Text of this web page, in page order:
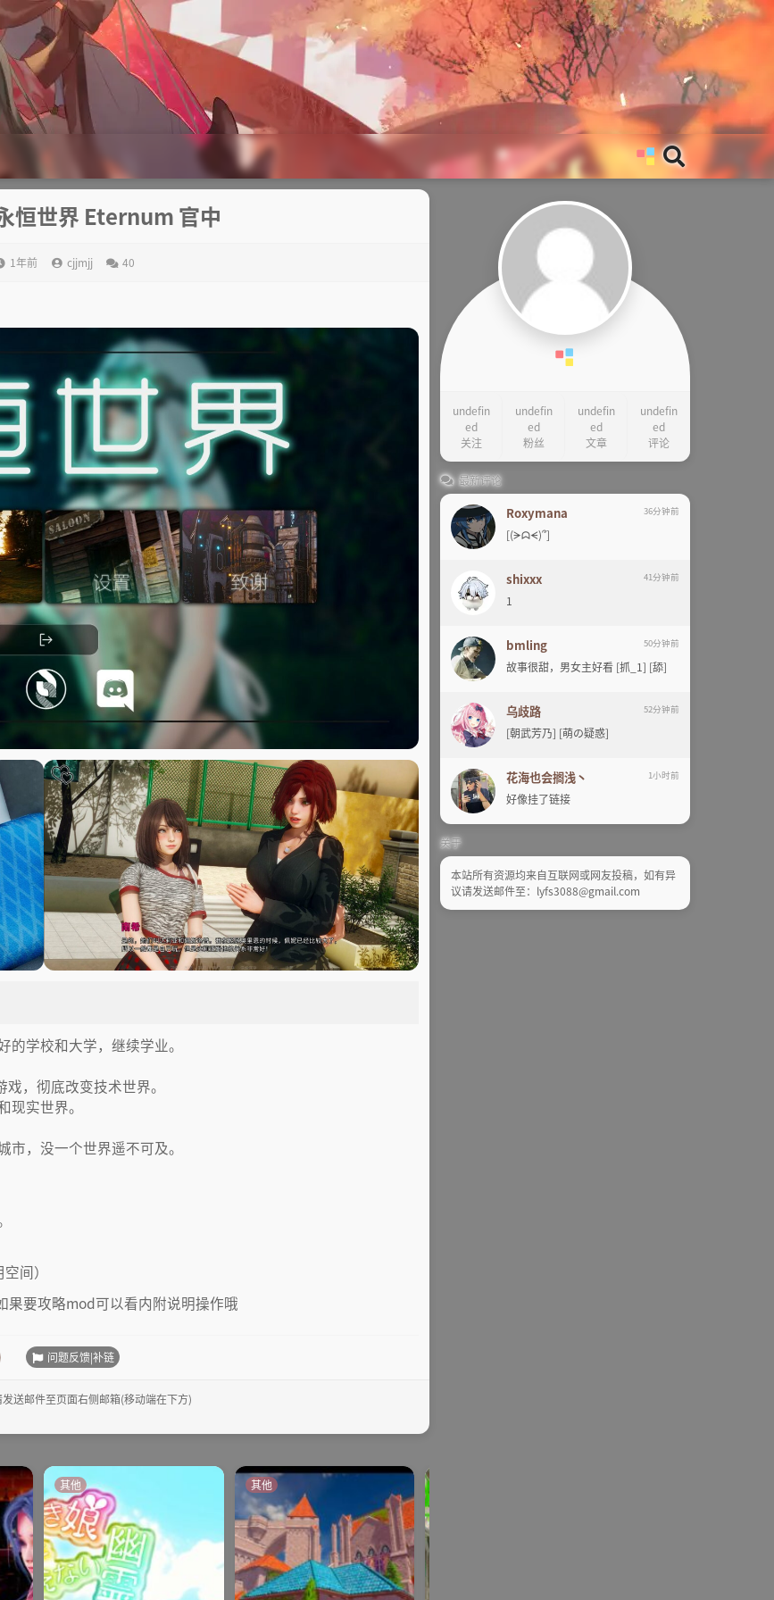
恒世界 Eternum 官中
1年前 cjjmjj 40
学校和大学，继续学业。
，彻底改变技术世界。
实世界。
，没一个世界遥不可及。
间）
果要攻略mod可以看内附说明操作哦
问题反馈|补链
送邮件至页面右侧邮箱(移动端在下方)
其他 其他
undefin
ed
关注
undefin
ed
粉丝
undefin
ed
文章
undefin
ed
评论
最新评论
Roxymana 36分钟前
[(ᗒᗣᗕ)՞]
shixxx 41分钟前
1
bmling 50分钟前
故事很甜，男女主好看 [抓_1] [舔]
乌歧路 52分钟前
[朝武芳乃] [萌の疑惑]
花海也会搁浅丶 1小时前
好像挂了链接
关于
本站所有资源均来自互联网或网友投稿，如有异
议请发送邮件至：lyfs3088@gmail.com